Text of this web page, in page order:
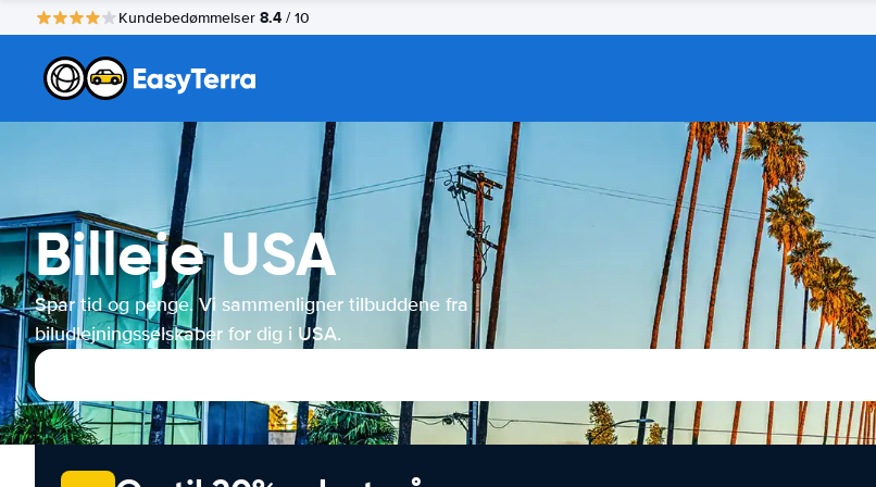
Kundebedømmelser 8.4 / 10
Billeje USA
Spar tid og penge. Vi sammenligner tilbuddene fra
biludlejningsselskaber for dig i USA.